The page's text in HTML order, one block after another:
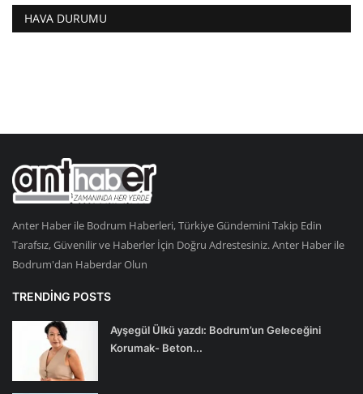
HAVA DURUMU
Anter Haber ile Bodrum Haberleri, Türkiye Gündemini Takip Edin
Tarafsız, Güvenilir ve Haberler İçin Doğru Adrestesiniz. Anter Haber ile
Bodrum'dan Haberdar Olun
TRENDING POSTS
Ayşegül Ülkü yazdı: Bodrum’un Geleceğini
Korumak- Beton...